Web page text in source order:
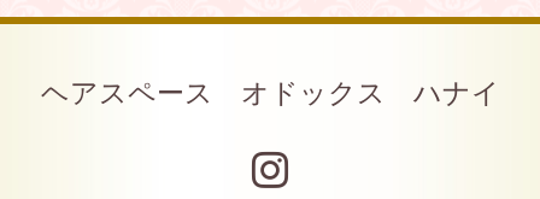
ヘアスペース オドックス ハナイ